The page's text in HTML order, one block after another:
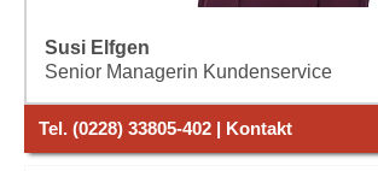
Susi Elfgen
Senior Managerin Kundenservice
Tel. (0228) 33805-402 | Kontakt